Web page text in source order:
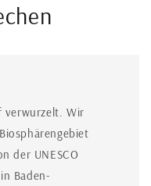
verwurzelt. Wir
der UNESCO
Baden-